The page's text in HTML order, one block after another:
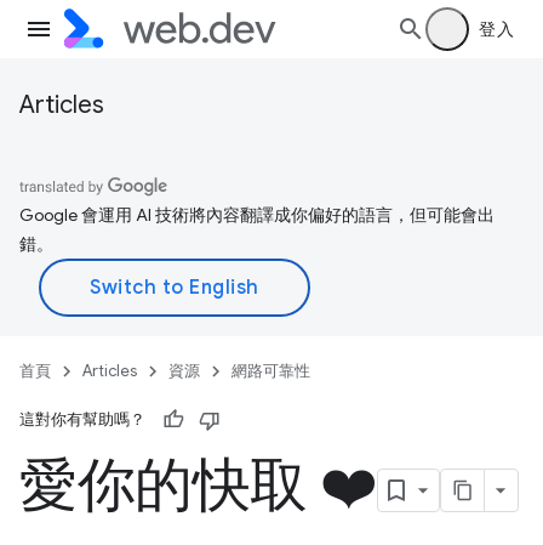
登入
Articles
Google 會運用 AI 技術將內容翻譯成你偏好的語言，但可能會出
錯。
首頁 Articles 資源 網路可靠性
這對你有幫助嗎？
愛你的快取 ❤️